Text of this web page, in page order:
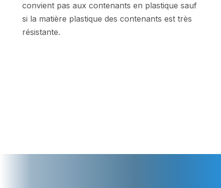
convient pas aux contenants en plastique sauf
si la matière plastique des contenants est très
résistante.